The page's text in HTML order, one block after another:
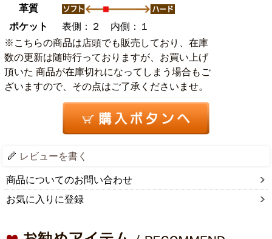
革質
ポケット
表側：２ 内側：１
※こちらの商品は店頭でも販売しており、在庫
数の更新は随時行っておりますが、お買い上げ
頂いた 商品が在庫切れになってしまう場合もご
ざいますので、その点はご了承くださいませ。
レビューを書く
商品についてのお問い合わせ
お気に入りに登録